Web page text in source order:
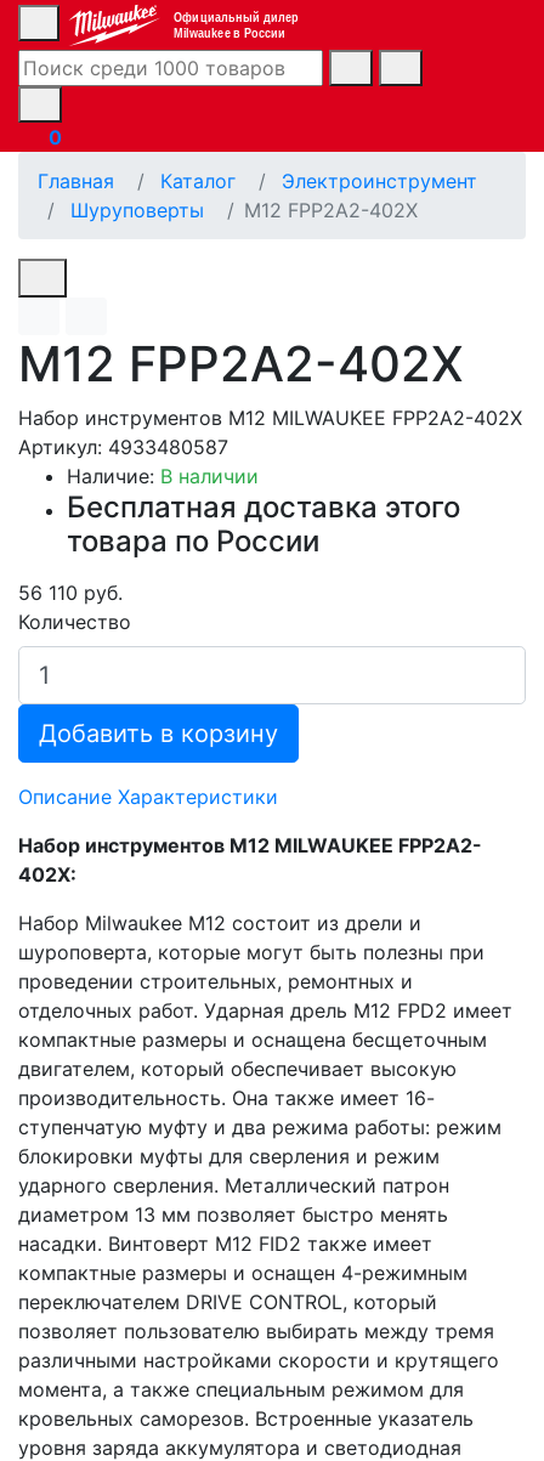
Официальный дилер
Milwaukee в России
0
Главная
Каталог
Электроинструмент
Шуруповерты
M12 FPP2A2-402X
M12 FPP2A2-402X
Набор инструментов M12 MILWAUKEE FPP2A2-402X
Артикул: 4933480587
Наличие: В наличии
Бесплатная доставка этого
товара по России
56 110 руб.
Количество
Добавить в корзину
Описание Характеристики
Набор инструментов M12 MILWAUKEE FPP2A2-
402X:
Набор Milwaukee M12 состоит из дрели и
шуроповерта, которые могут быть полезны при
проведении строительных, ремонтных и
отделочных работ. Ударная дрель M12 FPD2 имеет
компактные размеры и оснащена бесщеточным
двигателем, который обеспечивает высокую
производительность. Она также имеет 16-
ступенчатую муфту и два режима работы: режим
блокировки муфты для сверления и режим
ударного сверления. Металлический патрон
диаметром 13 мм позволяет быстро менять
насадки. Винтоверт M12 FID2 также имеет
компактные размеры и оснащен 4-режимным
переключателем DRIVE CONTROL, который
позволяет пользователю выбирать между тремя
различными настройками скорости и крутящего
момента, а также специальным режимом для
кровельных саморезов. Встроенные указатель
уровня заряда аккумулятора и светодиодная